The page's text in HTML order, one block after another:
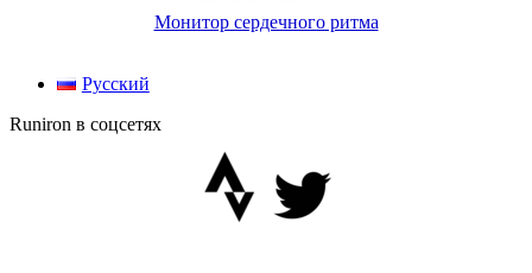
Монитор сердечного ритма
Русский
Runiron в соцсетях